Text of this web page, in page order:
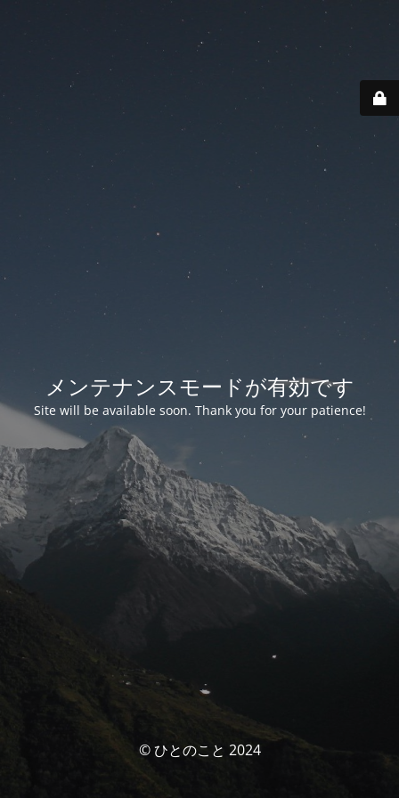
メンテナンスモードが有効です
Site will be available soon. Thank you for your patience!
© ひとのこと 2024